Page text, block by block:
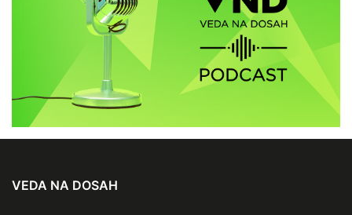
VEDA NA DOSAH